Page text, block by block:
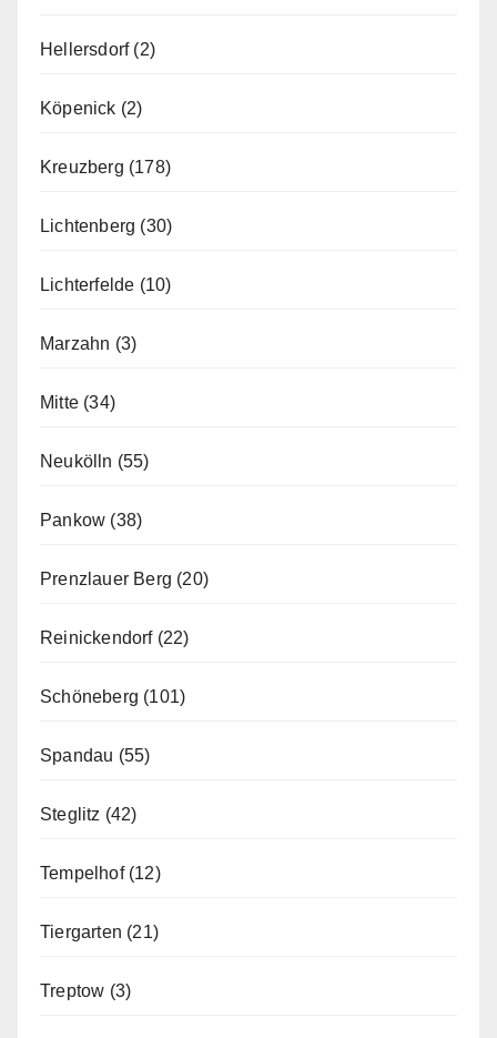
Hellersdorf(2)
Köpenick (2)
Kreuzberg (178)
Lichtenberg (30)
Lichterfelde (10)
Marzahn (3)
Mitte (34)
Neukölln (55)
Pankow (38)
Prenzlauer Berg (20)
Reinickendorf(22)
Schöneberg (101)
Spandau (55)
Steglitz (42)
Tempelhof(12)
Tiergarten (21)
Treptow (3)